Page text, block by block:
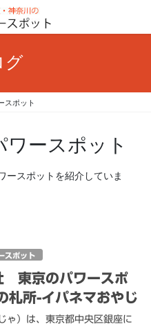
グ
スポット
ワースポット
ースポットを紹介していま
スポット
東京のパワースポ
札所-イパネマおやじ
ゃ）は、東京都中央区銀座に